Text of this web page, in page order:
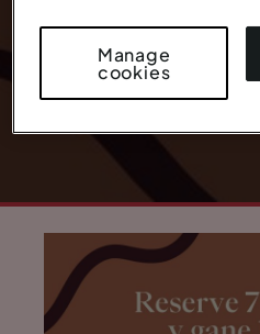
Manage
cookies